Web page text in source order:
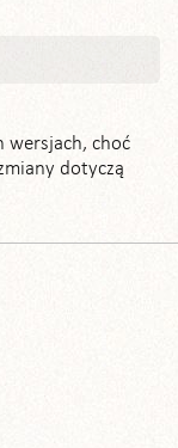
wersjach, choć
dotyczą